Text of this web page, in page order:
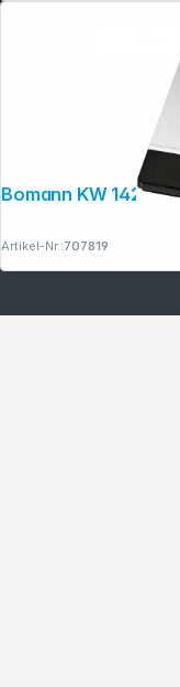
Bomann KW 1421 CB
Artikel-Nr.:707819